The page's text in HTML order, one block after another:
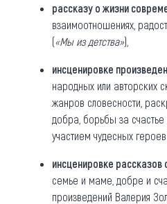
рассказу о жизни
взаимоотношениях,
(«Мы из детства»),
инсценировке
народных или авторских
жанров словесности,
добра, борьбы за счастье
участием чудесных
инсценировке рассказов
семье и маме, добре и
произведений Валерия